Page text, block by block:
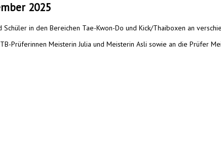
2025
in den Bereichen Tae-Kwon-Do und Kick/Thaiboxen an
Prüferinnen Meisterin Julia und Meisterin Asli sowie an die Prüfer